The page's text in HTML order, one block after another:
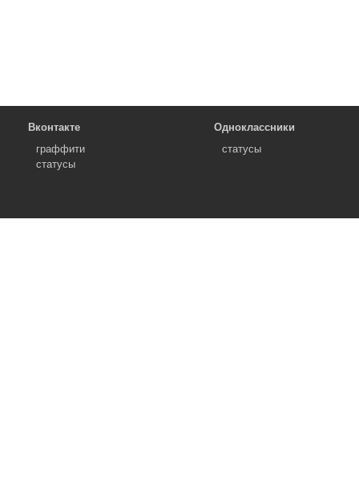
Вконтакте
граффити
статусы
Одноклассники
статусы